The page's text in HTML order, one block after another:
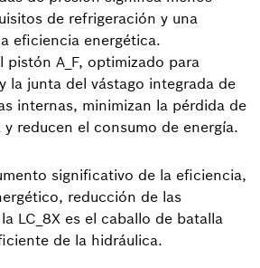
de refrigeración y una
eficiencia energética.
pistón A_F, optimizado para
la junta del vástago integrada de
internas, minimizan la pérdida de
reducen el consumo de energía.
significativo de la eficiencia,
reducción de las
LC_8X es el caballo de batalla
de la hidráulica.